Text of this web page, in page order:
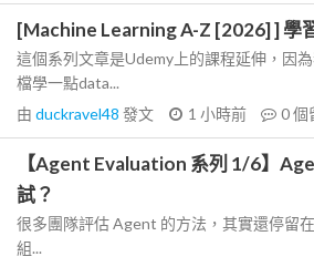
[Machine Learning A-Z [2026] ] 學
這個系列文章是Udemy上的課程延伸，因
檔學一點data...
由 duckravel48 發文 1 小時前 0個
【Agent Evaluation 系列 1/6】
試？
很多團隊評估 Agent 的方法，其實還停留
組...